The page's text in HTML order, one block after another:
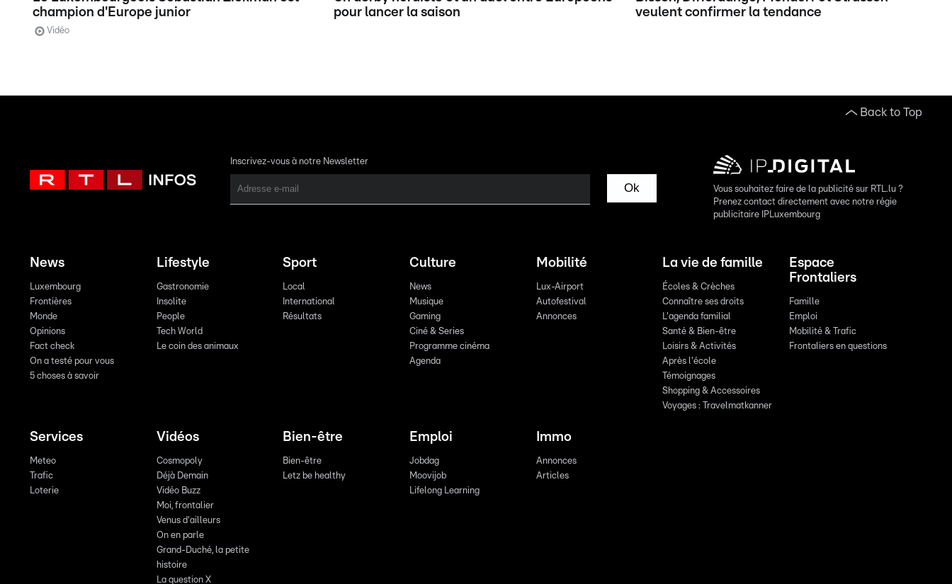
champion d'Europe junior
Vidéo
pour lancer la saison
veulent confirmer la tendance
Back to Top
Inscrivez-vous à notre Newsletter
Ok
Vous souhaitez faire de la publicité sur RTL.lu ?
Prenez contact directement avec notre régie
publicitaire IPLuxembourg
News
Luxembourg
Frontières
Monde
Opinions
Fact check
On a testé pour vous
5 choses à savoir
Lifestyle
Gastronomie
Insolite
People
Tech World
Le coin des animaux
Sport
Local
International
Résultats
Culture
News
Musique
Gaming
Ciné & Series
Programme cinéma
Agenda
Mobilité
Lux-Airport
Autofestival
Annonces
La vie de famille
Écoles & Crèches
Connaître ses droits
L'agenda familial
Santé & Bien-être
Loisirs & Activités
Après l'école
Témoignages
Shopping & Accessoires
Voyages : Travelmatkanner
Espace
Frontaliers
Famille
Emploi
Mobilité & Trafic
Frontaliers en questions
Services
Meteo
Trafic
Loterie
Vidéos
Cosmopoly
Déjà Demain
Vidéo Buzz
Moi, frontalier
Venus d'ailleurs
On en parle
Grand-Duché, la petite
histoire
La question X
Bien-être
Bien-être
Letz be healthy
Emploi
Jobdag
Moovijob
Lifelong Learning
Immo
Annonces
Articles